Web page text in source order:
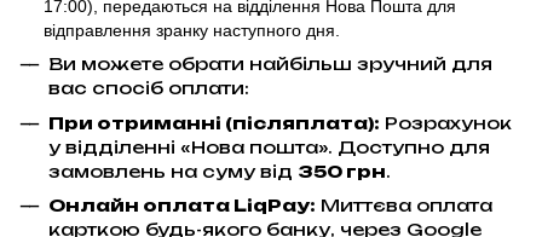
17:00), передаються на відділення Нова Пошта для
відправлення зранку наступного дня.
Ви можете обрати найбільш зручний для
вас спосіб оплати:
При отриманні (післяплата): Розрахунок
у відділенні «Нова пошта». Доступно для
замовлень на суму від 350 грн.
Онлайн оплата LiqPay: Миттєва оплата
карткою будь-якого банку, через Google